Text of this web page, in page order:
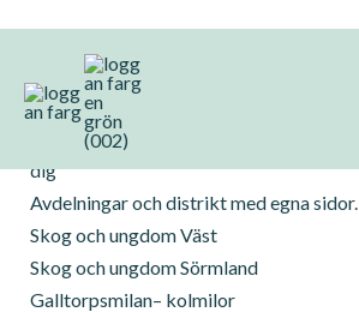
innehåll
Kontakta avdelningar
Kontaktaförbundet
dig
Avdelningar och distrikt med egna sidor.
Skog och ungdom Väst
Skog och ungdom Sörmland
Galltorpsmilan– kolmilor